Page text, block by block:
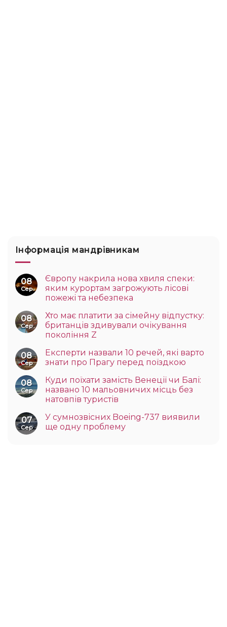
Інформація мандрівникам
08
Сер
Європу накрила нова хвиля спеки:
яким курортам загрожують лісові
пожежі та небезпека
08
Сер
Хто має платити за сімейну відпустку:
британців здивували очікування
покоління Z
08
Сер
Експерти назвали 10 речей, які варто
знати про Прагу перед поїздкою
08
Сер
Куди поїхати замість Венеції чи Балі:
названо 10 мальовничих місць без
натовпів туристів
07
Сер
У сумнозвісних Boeing-737 виявили
ще одну проблему